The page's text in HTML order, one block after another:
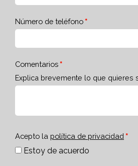
Número de teléfono
Comentarios
Explica brevemente lo que quieres
Acepto la política de privacidad
Estoy de acuerdo